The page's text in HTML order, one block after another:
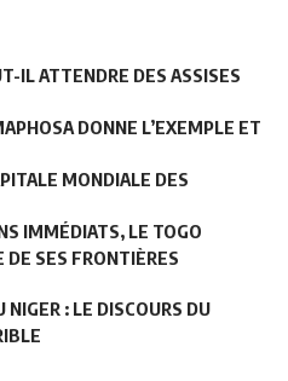
IL ATTENDRE DES ASSISES
DONNE L’EXEMPLE ET
MONDIALE DES
IMMÉDIATS, LE TOGO
DE SES FRONTIÈRES
: LE DISCOURS DU